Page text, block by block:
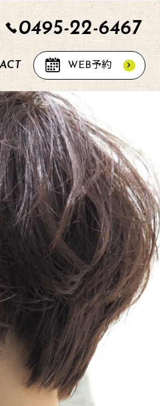
0495-22-6467
WEB予約